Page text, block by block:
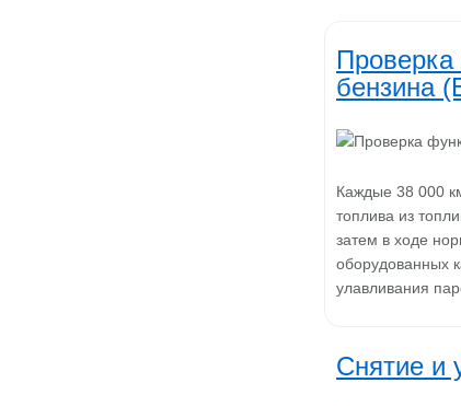
бензина
Каждые 38 000
топлива из
затем в ходе
оборудованных
улавливания
Снятие и